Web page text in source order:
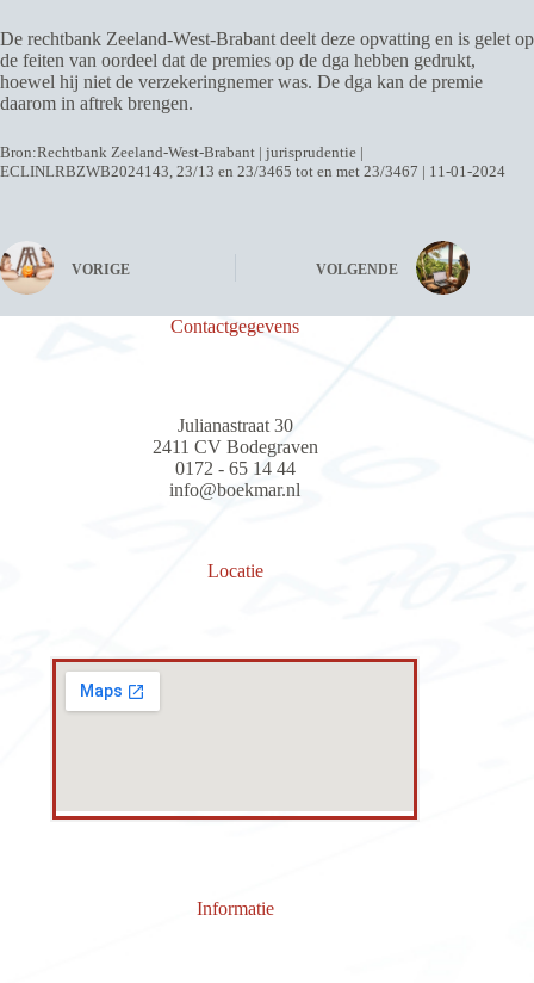
De rechtbank Zeeland-West-Brabant deelt deze opvatting en is gelet op
de feiten van oordeel dat de premies op de dga hebben gedrukt,
hoewel hij niet de verzekeringnemer was. De dga kan de premie
daarom in aftrek brengen.
Bron:Rechtbank Zeeland-West-Brabant | jurisprudentie |
ECLINLRBZWB2024143, 23/13 en 23/3465 tot en met 23/3467 | 11-01-2024
VORIGE VOLGENDE
Contactgegevens
Julianastraat 30
2411 CV Bodegraven
0172 - 65 14 44
info@boekmar.nl
Locatie
Informatie